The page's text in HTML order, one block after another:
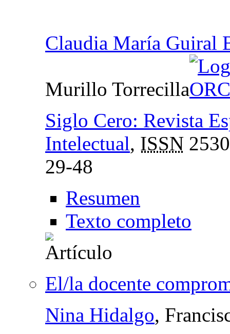
Claudia María Guiral
Murillo Torrecilla
Siglo Cero: Revista
Intelectual, ISSN
29-48
Resumen
Texto completo
El/la docente
Nina Hidalgo,